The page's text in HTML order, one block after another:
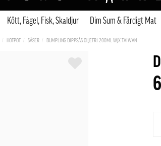
Kött, Fågel, Fisk, Skaldjur Dim Sum & Färdigt Mat
HOTPOT SÅSER DUMPLING DIPPSÅS OLJEFRI 200ML WJX TAIWAN